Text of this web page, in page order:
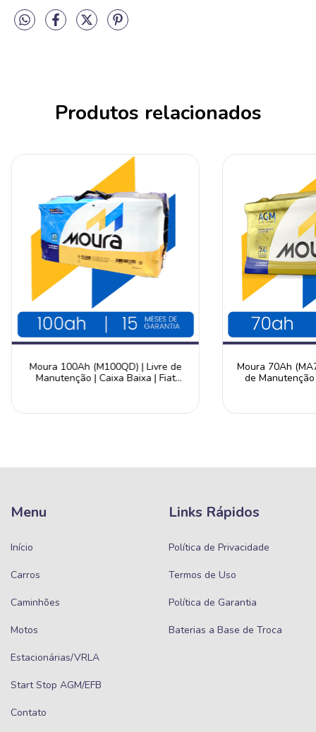
Produtos relacionados
Moura 100Ah (M100QD) | Livre de
Manutenção | Caixa Baixa | Fiat
Moura 70Ah
de
Menu
Início
Carros
Caminhões
Motos
Estacionárias/VRLA
Start Stop AGM/EFB
Contato
Links Rápidos
Política de Privacidade
Termos de Uso
Política de Garantia
Baterias a Base de Troca